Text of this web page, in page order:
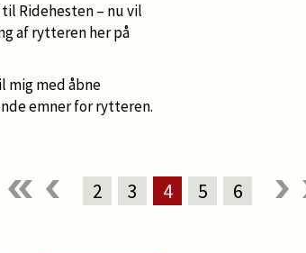
Ridehesten – nu vil
af rytteren her på
mig med åbne
emner for rytteren.
2 3 4 5 6